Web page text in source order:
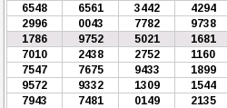
6548
6561 3442 4294
2996
0043 7782 9738
1786
9752 5021 1681
7010
2438 2752 1160
7547
7675 9433 1899
9572
9332 1309 1544
7943
7481 0149 2135